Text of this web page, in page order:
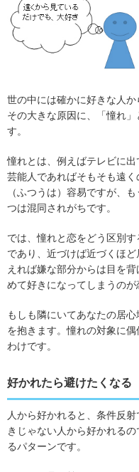
世の中には確かに好きな人か
その大きな原因に、「憧れ
す。
憧れとは、例えばテレビに出
芸能人であればそもそも遠
（ふつうは）容易ですが、
つは混同されがちです。
では、憧れと恋をどう区別
であり、近づけば近づくほ
えれば嫌な部分からは目を
めて好きになってしまうのが
もしも隣にいてあなたの居
を抱きます。憧れの対象に
わけです。
好かれたら避けたくなる
人から好かれると、条件反
きじゃない人から好かれる
るパターンです。